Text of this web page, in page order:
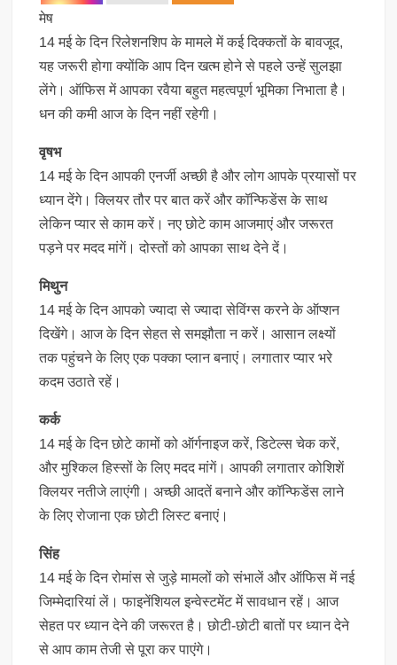
मेष
14 मई के दिन रिलेशनशिप के मामले में कई दिक्कतों के बावजूद,
यह जरूरी होगा क्योंकि आप दिन खत्म होने से पहले उन्हें सुलझा
लेंगे। ऑफिस में आपका रवैया बहुत महत्वपूर्ण भूमिका निभाता है।
धन की कमी आज के दिन नहीं रहेगी।
वृषभ
14 मई के दिन आपकी एनर्जी अच्छी है और लोग आपके प्रयासों पर
ध्यान देंगे। क्लियर तौर पर बात करें और कॉन्फिडेंस के साथ
लेकिन प्यार से काम करें। नए छोटे काम आजमाएं और जरूरत
पड़ने पर मदद मांगें। दोस्तों को आपका साथ देने दें।
मिथुन
14 मई के दिन आपको ज्यादा से ज्यादा सेविंग्स करने के ऑप्शन
दिखेंगे। आज के दिन सेहत से समझौता न करें। आसान लक्ष्यों
तक पहुंचने के लिए एक पक्का प्लान बनाएं। लगातार प्यार भरे
कदम उठाते रहें।
कर्क
14 मई के दिन छोटे कामों को ऑर्गनाइज करें, डिटेल्स चेक करें,
और मुश्किल हिस्सों के लिए मदद मांगें। आपकी लगातार कोशिशें
क्लियर नतीजे लाएंगी। अच्छी आदतें बनाने और कॉन्फिडेंस लाने
के लिए रोजाना एक छोटी लिस्ट बनाएं।
सिंह
14 मई के दिन रोमांस से जुड़े मामलों को संभालें और ऑफिस में नई
जिम्मेदारियां लें। फाइनेंशियल इन्वेस्टमेंट में सावधान रहें। आज
सेहत पर ध्यान देने की जरूरत है। छोटी-छोटी बातों पर ध्यान देने
से आप काम तेजी से पूरा कर पाएंगे।